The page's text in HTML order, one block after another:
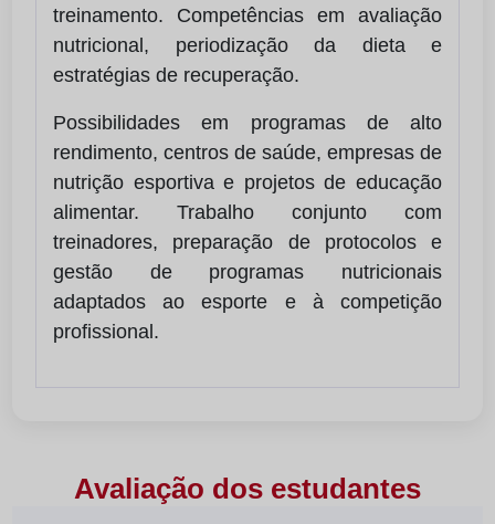
treinamento. Competências em avaliação
nutricional, periodização da dieta e
estratégias de recuperação.
Possibilidades em programas de alto
rendimento, centros de saúde, empresas de
nutrição esportiva e projetos de educação
alimentar. Trabalho conjunto com
treinadores, preparação de protocolos e
gestão de programas nutricionais
adaptados ao esporte e à competição
profissional.
Avaliação dos estudantes